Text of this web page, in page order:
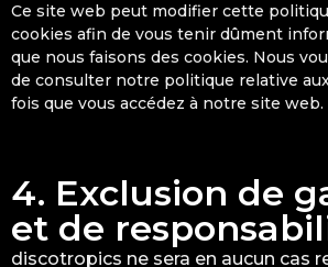
Ce site web peut modifier cette
cookies afin de vous tenir dûment
que nous faisons des cookies. Nous
de consulter notre politique relative
fois que vous accédez à notre site web.
4. Exclusion de
et de
discotropics ne sera en aucun cas